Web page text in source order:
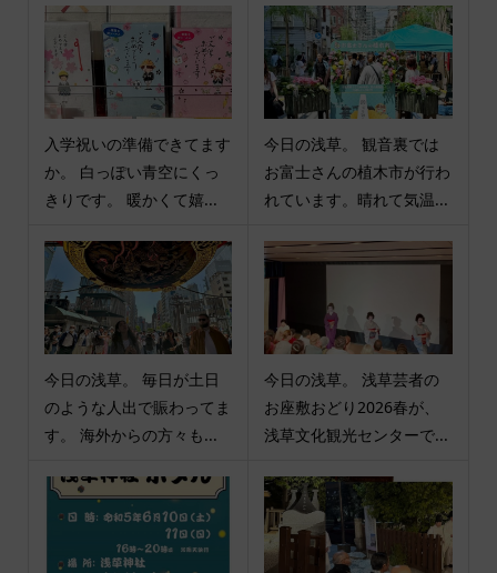
入学祝いの準備できてます
か。 白っぽい青空にくっ
きりです。 暖かくて嬉...
今日の浅草。 観音裏では
お富士さんの植木市が行わ
れています。晴れて気温...
今日の浅草。 毎日が土日
のような人出で賑わってま
す。 海外からの方々も...
今日の浅草。 浅草芸者の
お座敷おどり2026春が、
浅草文化観光センターで...